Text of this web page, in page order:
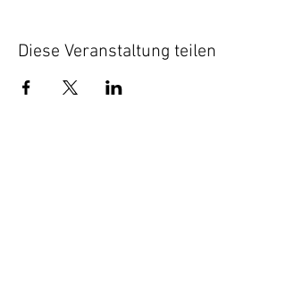
Diese Veranstaltung teilen